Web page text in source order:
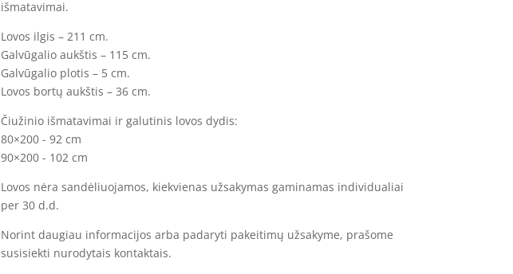
išmatavimai.
Lovos ilgis – 211 cm.
Galvūgalio aukštis – 115 cm.
Galvūgalio plotis – 5 cm.
Lovos bortų aukštis – 36 cm.
Čiužinio išmatavimai ir galutinis lovos dydis:
80×200 - 92 cm
90×200 - 102 cm
Lovos nėra sandėliuojamos, kiekvienas užsakymas gaminamas individualiai
per 30 d.d.
Norint daugiau informacijos arba padaryti pakeitimų užsakyme, prašome
susisiekti nurodytais kontaktais.